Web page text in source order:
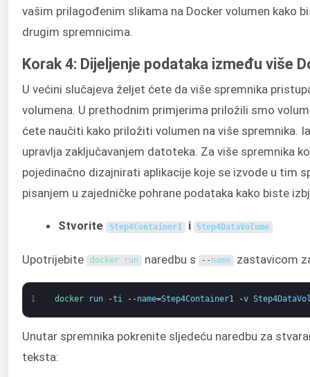
vašim prilagođenim slikama na Docker volumen kako
drugim spremnicima.
Korak 4: Dijeljenje podataka između više
U većini slučajeva željet ćete da više spremnika
volumena. U prethodnim primjerima priložili smo
ćete naučiti kako priložiti volumen na više spremnika.
upravlja zaključavanjem datoteka. Za više spremnika
pojedinačno dizajnirati aplikacije koje se izvode u tim
pisanjem u zajedničke pohrane podataka kako biste
Stvorite Step4Container1 i Step4DataVolume
Upotrijebite docker run naredbu s -- name zastavicom
1 docker run -ti --name=Step4Container1 -v
Unutar spremnika pokrenite sljedeću naredbu za
teksta: